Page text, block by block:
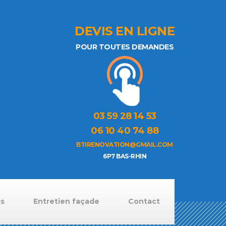
DEVIS EN LIGNE
POUR TOUTES DEMANDES
03 59 28 14 53
06 10 40 74 88
BTIRENOVATION@GMAIL.COM
6P7 BAS-RHIN
Entretien façade Contact